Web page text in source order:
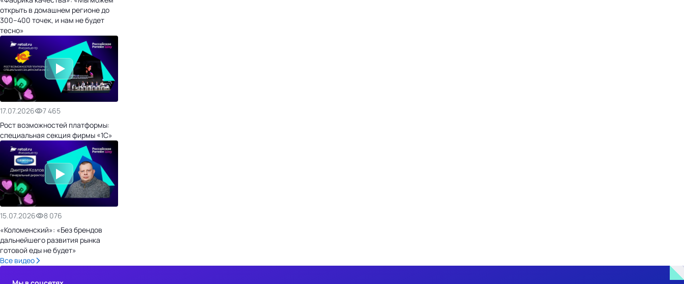
открыть в домашнем регионе до
300–400 точек, и нам не будет
тесно»
17.07.2026
7 465
Рост возможностей платформы:
специальная секция фирмы «1С»
15.07.2026
8 076
«Коломенский»: «Без брендов
дальнейшего развития рынка
готовой еды не будет»
Все видео